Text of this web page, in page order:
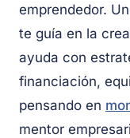
emprendedor.
te guía en la
ayuda con
financiación,
pensando en
mentor